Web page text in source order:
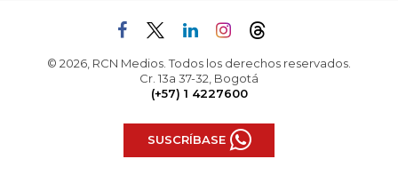
© 2026, RCN Medios. Todos los derechos reservados.
Cr. 13a 37-32, Bogotá
(+57) 1 4227600
SUSCRÍBASE